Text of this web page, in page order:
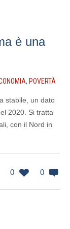
è una
, POVERTÀ
stabile, un dato
2020. Si tratta
con il Nord in
0 0